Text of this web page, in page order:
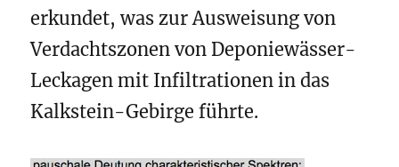
erkundet, was zur Ausweisung von
Verdachtszonen von Deponiewässer-
Leckagen mit Infiltrationen in das
Kalkstein-Gebirge führte.